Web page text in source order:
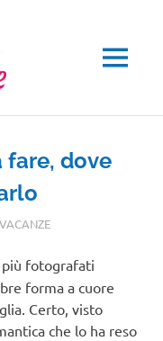
MENU
fare, dove
ABRUZZO
fotografati
forma a cuore
Certo, visto
che lo ha reso